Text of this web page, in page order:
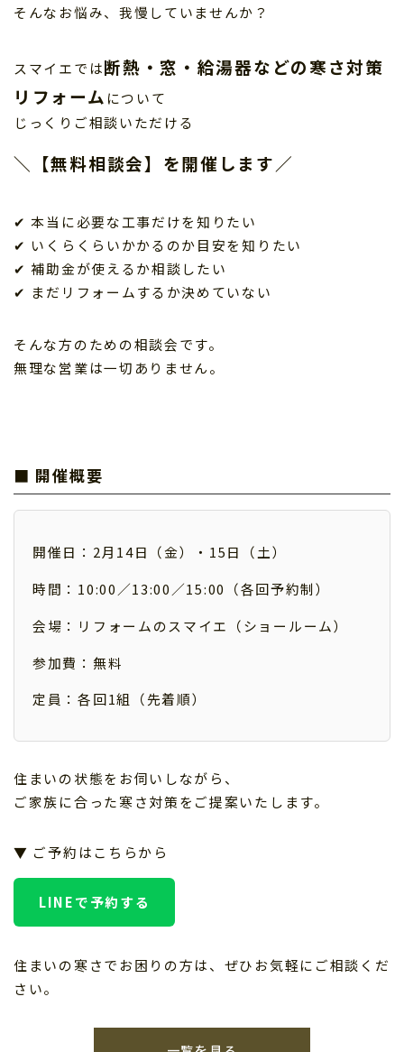
そんなお悩み、我慢していませんか？
スマイエでは断熱・窓・給湯器などの寒さ対策
リフォーム について
じっくりご相談いただける
＼【無料相談会】を開催します／
✔ 本当に必要な工事だけを知りたい
✔ いくらくらいかかるのか目安を知りたい
✔ 補助金が使えるか相談したい
✔ まだリフォームするか決めていない
そんな方のための相談会です。
無理な営業は一切ありません。
■ 開催概要
開催日：2月14日（金）・15日（土）
時間：10:00／13:00／15:00（各回予約制）
会場：リフォームのスマイエ（ショールーム）
参加費：無料
定員：各回1組（先着順）
住まいの状態をお伺いしながら、
ご家族に合った寒さ対策をご提案いたします。
▼ ご予約はこちらから
LINEで予約する
住まいの寒さでお困りの方は、ぜひお気軽にご相談くだ
さい。